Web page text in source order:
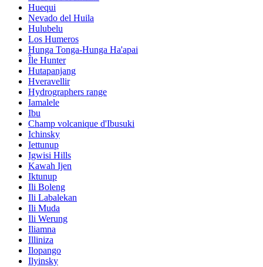
Huequi
Nevado del Huila
Hulubelu
Los Humeros
Hunga Tonga-Hunga Ha'apai
Île Hunter
Hutapanjang
Hveravellir
Hydrographers range
Iamalele
Ibu
Champ volcanique d'Ibusuki
Ichinsky
Iettunup
Igwisi Hills
Kawah Ijen
Iktunup
Ili Boleng
Ili Labalekan
Ili Muda
Ili Werung
Iliamna
Illiniza
Ilopango
Ilyinsky